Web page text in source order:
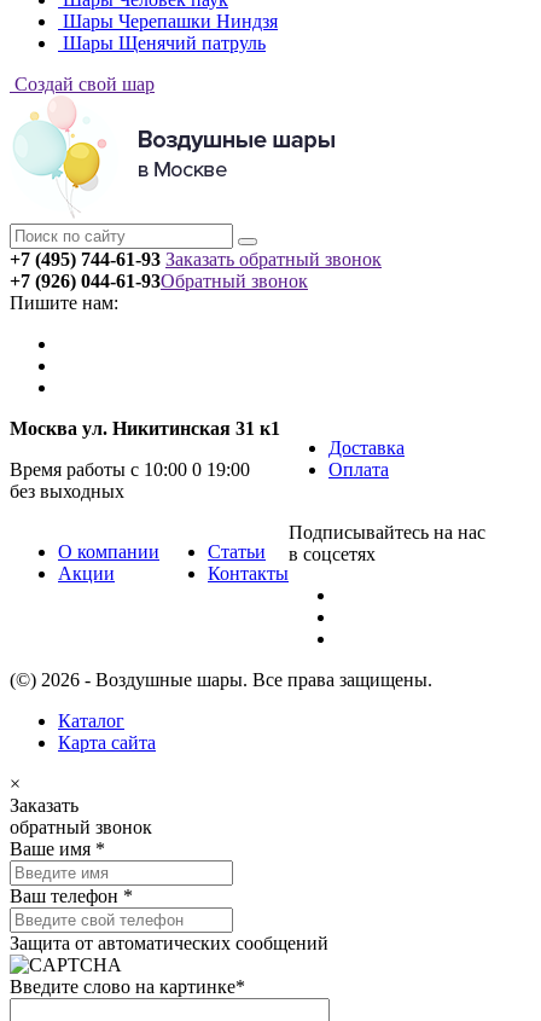
Шары Черепашки Ниндзя
Шары Щенячий патруль
Создай свой шар
+7 (495) 744-61-93 Заказать обратный звонок
+7 (926) 044-61-93
Пишите нам:
Обратный звонок
Москва ул. Никитинская 31 к1
Время работы с 10:00 0 19:00
без выходных
Доставка
Оплата
О компании
Акции
Статьи
Контакты
Подписывайтесь на нас
в соцсетях
(©) 2026 - Воздушные шары. Все права защищены.
Каталог
Карта сайта
×
Заказать
обратный звонок
Ваше имя *
Ваш телефон *
Защита от автоматических сообщений
Введите слово на картинке*